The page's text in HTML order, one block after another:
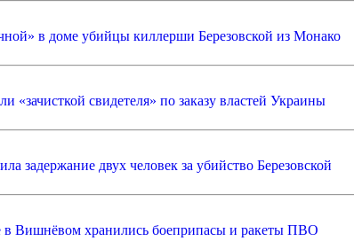
в доме убийцы киллерши Березовской из Монако
«зачисткой свидетеля» по заказу властей Украины
задержание двух человек за убийство Березовской
в Вишнёвом хранились боеприпасы и ракеты ПВО